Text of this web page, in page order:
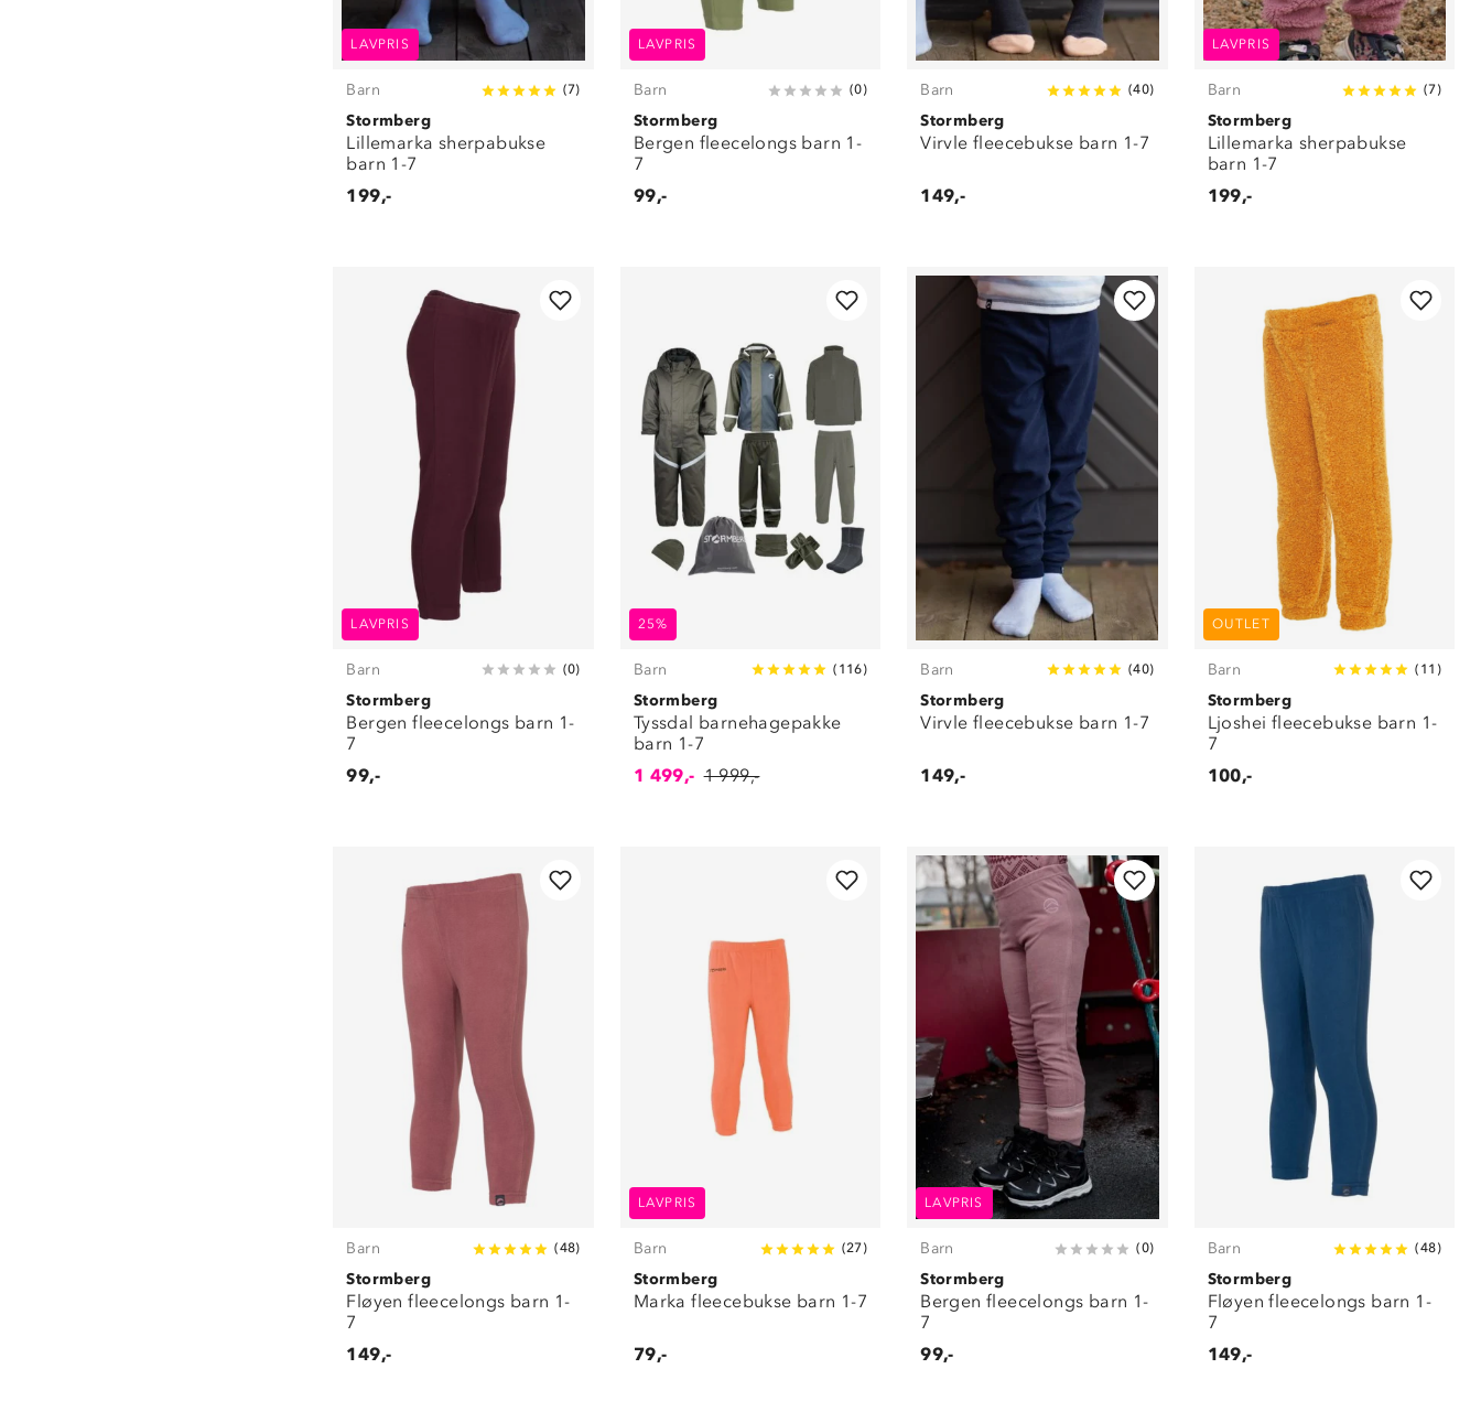
LAVPRIS
Barn (7)
Stormberg
Lillemarka sherpabukse
barn 1-7
199,-
LAVPRIS
Barn (0)
Stormberg
Bergen fleecelongs barn 1-
7
99,-
Barn (40)
Stormberg
Virvle fleecebukse barn 1-7
149,-
LAVPRIS
Barn (7)
Stormberg
Lillemarka sherpabukse
barn 1-7
199,-
LAVPRIS
Barn (0)
Stormberg
Bergen fleecelongs barn 1-
7
99,-
25%
Barn ( 116)
Stormberg
Tyssdal barnehagepakke
barn 1-7
1 499,- 1 999,-
Barn (40)
Stormberg
Virvle fleecebukse barn 1-7
149,-
OUTLET
Barn ( 11 )
Stormberg
Ljoshei fleecebukse barn 1-
7
100,-
Barn (48)
Stormberg
Fløyen fleecelongs barn 1-
7
149,-
LAVPRIS
Barn (27)
Stormberg
Marka fleecebukse barn 1-7
79,-
LAVPRIS
Barn (0)
Stormberg
Bergen fleecelongs barn 1-
7
99,-
Barn (48)
Stormberg
Fløyen fleecelongs barn 1-
7
149,-